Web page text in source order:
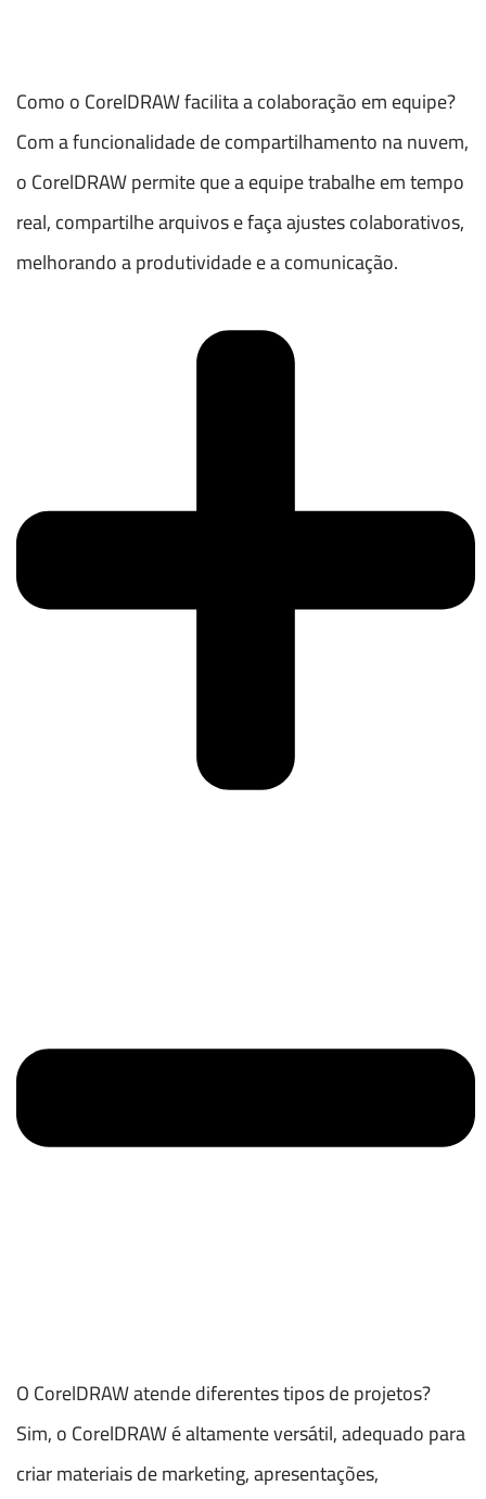
Como o CorelDRAW facilita a colaboração em equipe?
Com a funcionalidade de compartilhamento na nuvem,
o CorelDRAW permite que a equipe trabalhe em tempo
real, compartilhe arquivos e faça ajustes colaborativos,
melhorando a produtividade e a comunicação.
O CorelDRAW atende diferentes tipos de projetos?
Sim, o CorelDRAW é altamente versátil, adequado para
criar materiais de marketing, apresentações,